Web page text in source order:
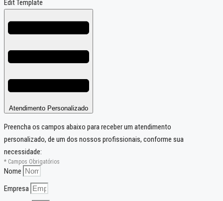
Edit Template
Atendimento Personalizado
Preencha os campos abaixo para receber um atendimento
personalizado, de um dos nossos profissionais, conforme sua
necessidade:
* Campos Obrigatórios
Nome
Empresa